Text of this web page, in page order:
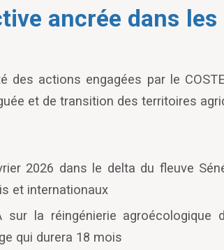
ancrée dans
des actions engagées par le
et de transition des territoires
2026 dans le delta du fleuve
et internationaux
sur la réingénierie agroécologique
qui durera 18 mois